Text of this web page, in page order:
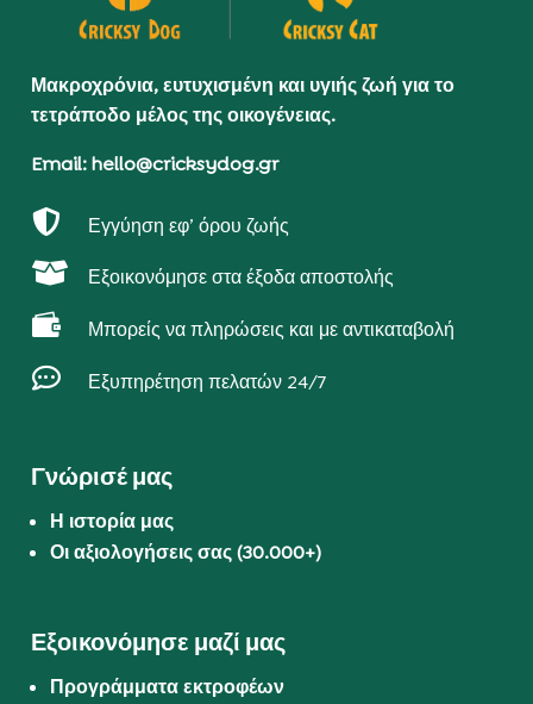
Μακροχρόνια, ευτυχισμένη και υγιής ζωή για το
τετράποδο μέλος της οικογένειας.
Email: hello@cricksydog.gr
 Εγγύηση εφ’ όρου ζωής
 Εξοικονόμησε στα έξοδα αποστολής
 Μπορείς να πληρώσεις και με αντικαταβολή
 Εξυπηρέτηση πελατών 24/7
Γνώρισέ μας
Η ιστορία μας
Οι αξιολογήσεις σας (30.000+)
Εξοικονόμησε μαζί μας
Προγράμματα εκτροφέων